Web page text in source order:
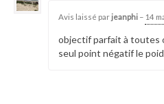
Avis laissé par jeanphi – 14
objectif parfait à toutes
seul point négatif le